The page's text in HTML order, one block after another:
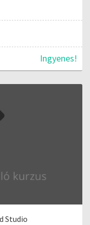
Ingyenes!
Studio